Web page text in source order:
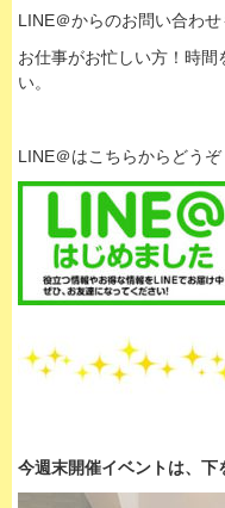
LINE＠からのお問い合わ
お仕事がお忙しい方！時間
い。
LINE＠はこちらからどう
今週末開催イベントは、下